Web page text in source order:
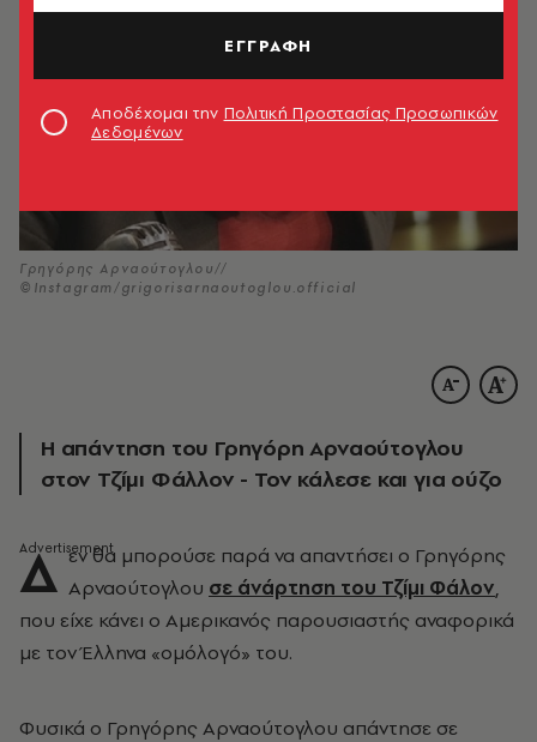
Γρηγόρης Αρναούτογλου//
©Instagram/grigorisarnaoutoglou.official
Η απάντηση του Γρηγόρη Αρναούτογλου
στον Τζίμι Φάλλον - Τον κάλεσε και για ούζο
Δ εν θα μπορούσε παρά να απαντήσει ο Γρηγόρης
Αρναούτογλου σε άνάρτηση του Τζίμι Φάλον,
που είχε κάνει ο Αμερικανός παρουσιαστής αναφορικά
με τον Έλληνα «ομόλογό» του.
Φυσικά ο Γρηγόρης Αρναούτογλου απάντησε σε
ΕΓΓΡΑΦΗ
Αποδέχομαι την Πολιτική Προστασίας Προσωπικών
Δεδομένων